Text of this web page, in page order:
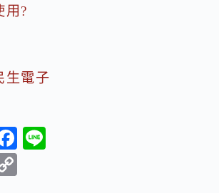
用?
生電子
F